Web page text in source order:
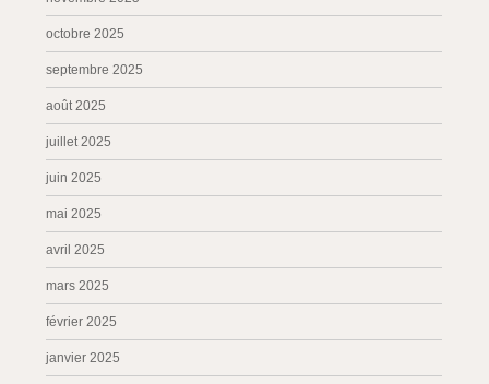
octobre 2025
septembre 2025
août 2025
juillet 2025
juin 2025
mai 2025
avril 2025
mars 2025
février 2025
janvier 2025